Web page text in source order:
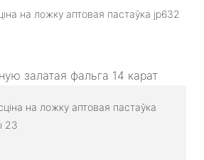
залатая фальга 14 карат